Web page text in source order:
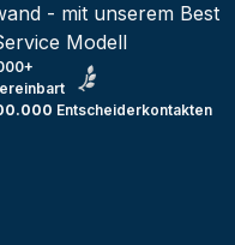
- mit unserem Best
Modell
Entscheiderkontakten